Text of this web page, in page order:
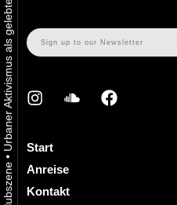
•
Start
Anreise
Kontakt